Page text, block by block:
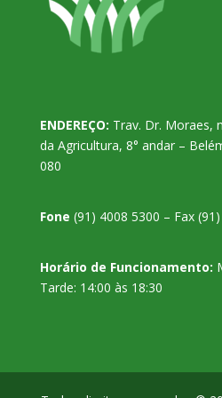
ENDEREÇO: Trav. Dr. Moraes,
da Agricultura, 8° andar –
080
Fone (91) 4008 5300 – Fax
Horário de Funcionamento:
Tarde: 14:00 às 18:30